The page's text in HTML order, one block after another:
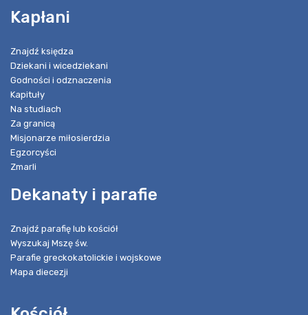
Kapłani
Znajdź księdza
Dziekani i wicedziekani
Godności i odznaczenia
Kapituły
Na studiach
Za granicą
Misjonarze miłosierdzia
Egzorcyści
Zmarli
Dekanaty i parafie
Znajdź parafię lub kościół
Wyszukaj Mszę św.
Parafie greckokatolickie i wojskowe
Mapa diecezji